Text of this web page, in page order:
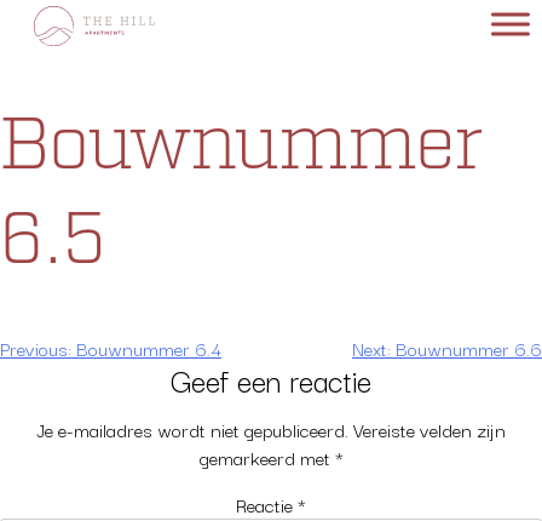
Bouwnummer
6.5
Bericht
navigatie
Previous: Bouwnummer 6.4 Next: Bouwnummer 6.6
Geef een reactie
Je e-mailadres wordt niet gepubliceerd. Vereiste velden zijn
gemarkeerd met *
Reactie*